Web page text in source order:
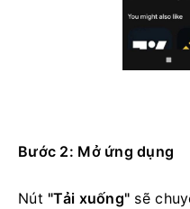
Bước 2: Mở ứng dụng
Nút "Tải xuống" sẽ